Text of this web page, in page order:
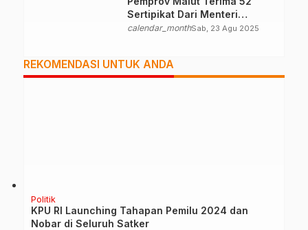
Sertipikat Dari Menteri
ATR/BPN
calendar_monthSab, 23 Agu 2025
REKOMENDASI UNTUK ANDA
Politik
KPU RI Launching Tahapan Pemilu 2024 dan
Nobar di Seluruh Satker